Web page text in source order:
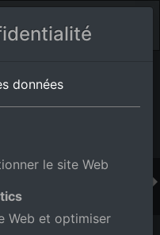
données
le site Web
Web et optimiser